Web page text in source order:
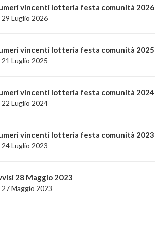
vincenti lotteria festa comunità 2026
29 Luglio 2026
vincenti lotteria festa comunità 2025
21 Luglio 2025
vincenti lotteria festa comunità 2024
22 Luglio 2024
vincenti lotteria festa comunità 2023
24 Luglio 2023
28 Maggio 2023
27 Maggio 2023